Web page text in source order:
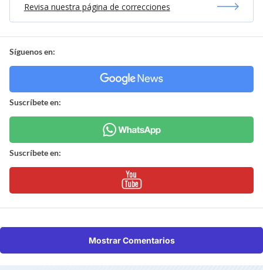
Revisa nuestra página de correcciones
Síguenos en:
Suscríbete en:
Suscríbete en:
Mostrar Comentarios